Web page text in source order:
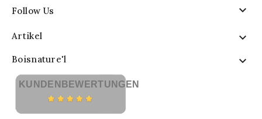
Follow Us 
Artikel 
Boisnature'l 
KUNDENBEWERTUNGEN